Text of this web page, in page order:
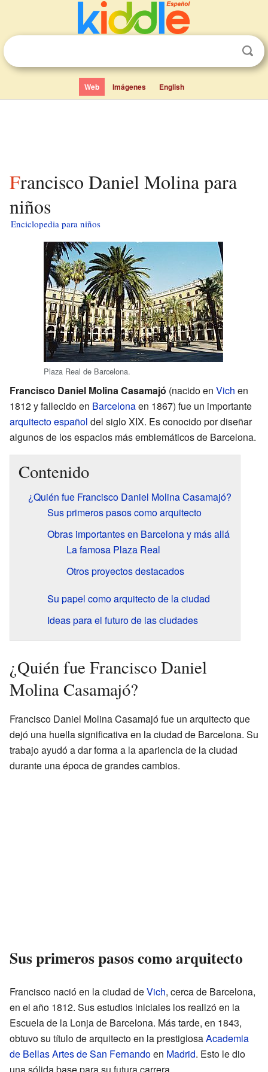
Web Imágenes English
Francisco Daniel Molina para
niños
Enciclopedia para niños
Plaza Real de Barcelona.
Francisco Daniel Molina Casamajó (nacido en Vich en
1812 y fallecido en Barcelonaen 1867) fue un importante
arquitectoespañol del siglo XIX. Es conocido por diseñar
algunos de los espacios más emblemáticos de Barcelona.
Contenido
¿Quién fue Francisco Daniel Molina Casamajó?
Sus primeros pasos como arquitecto
Obras importantes en Barcelona y más allá
La famosa Plaza Real
Otros proyectos destacados
Su papel como arquitecto de la ciudad
Ideas para el futuro de las ciudades
¿Quién fue Francisco Daniel
Molina Casamajó?
Francisco Daniel Molina Casamajó fue un arquitecto que
dejó una huella significativa en la ciudad de Barcelona. Su
trabajo ayudó a dar forma a la apariencia de la ciudad
durante una época de grandes cambios.
Sus primeros pasos como arquitecto
Francisco nació en la ciudad deVich, cerca de Barcelona,
en el año 1812. Sus estudios iniciales los realizó en la
Escuela de la Lonja de Barcelona. Más tarde, en 1843,
obtuvo su título de arquitecto en la prestigiosaAcademia
de Bellas Artes de San Fernandoen Madrid. Esto le dio
una sólida base para su futura carrera.